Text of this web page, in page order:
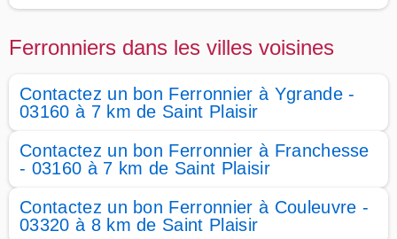
Ferronniers dans les villes voisines
Contactez un bon Ferronnier à Ygrande -
03160 à 7 km de Saint Plaisir
Contactez un bon Ferronnier à Franchesse
- 03160 à 7 km de Saint Plaisir
Contactez un bon Ferronnier à Couleuvre -
03320 à 8 km de Saint Plaisir